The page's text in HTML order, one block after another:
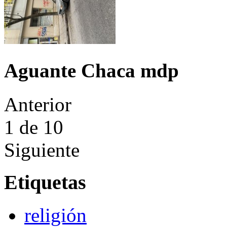
Aguante Chaca mdp
Anterior
1 de 10
Siguiente
Etiquetas
religión